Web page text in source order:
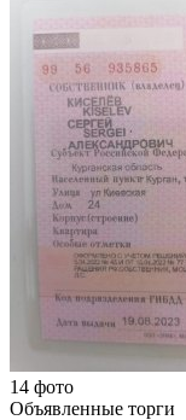
14 фото
Объявленные торги